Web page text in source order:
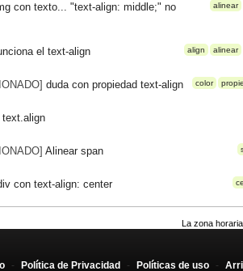
alinear
con texto... "text-align: middle;" no
align alinear
el text-align
color
duda con propiedad text-align
text.align
Alinear span
con text-align: center
La zona
- Política de Privacidad - Políticas de uso -